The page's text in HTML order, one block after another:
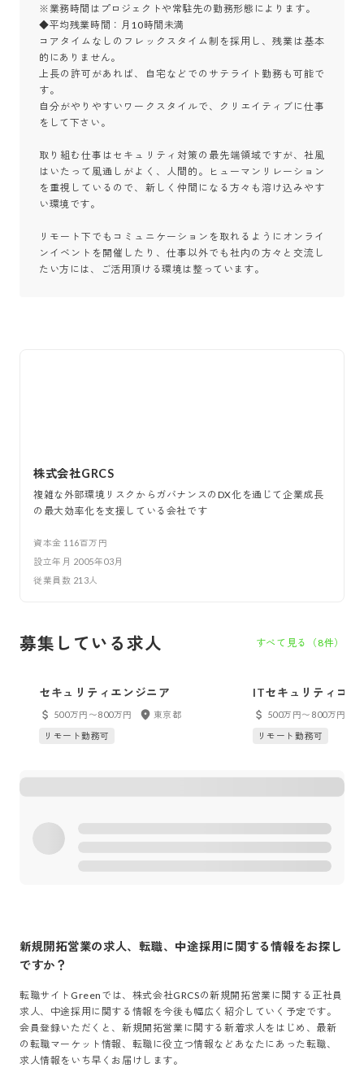
※業務時間はプロジェクトや常駐先の勤務形態によります。
◆平均残業時間：月10時間未満
コアタイムなしのフレックスタイム制を採用し、残業は基本
的にありません。
上長の許可があれば、自宅などでのサテライト勤務も可能で
す。
自分がやりやすいワークスタイルで、クリエイティブに仕事
をして下さい。
取り組む仕事はセキュリティ対策の最先端領域ですが、社風
はいたって風通しがよく、人間的。ヒューマンリレーション
を重視しているので、新しく仲間になる方々も溶け込みやす
い環境です。
リモート下でもコミュニケーションを取れるようにオンライ
ンイベントを開催したり、仕事以外でも社内の方々と交流し
たい方には、ご活用頂ける環境は整っています。
株式会社GRCS
複雑な外部環境リスクからガバナンスのDX化を通じて企業成長
の最大効率化を支援している会社です
資本金 116百万円
設立年月 2005年03月
従業員数 213人
募集している求人 すべて見る（8件）
セキュリティエンジニア
500万円〜800万円
東京都
リモート勤務可
ITセキュリティコ
500万円〜800万円
リモート勤務可
新規開拓営業の求人、転職、中途採用に関する情報をお探し
ですか？
転職サイトGreenでは、 株式会社GRCSの新規開拓営業 に関する正社員
求人、中途採用に関する情報を今後も幅広く紹介していく予定です。
会員登録いただくと、 新規開拓営業 に関する新着求人をはじめ、最新
の転職マーケット情報、転職に役立つ情報などあなたにあった転職、
求人情報をいち早くお届けします。